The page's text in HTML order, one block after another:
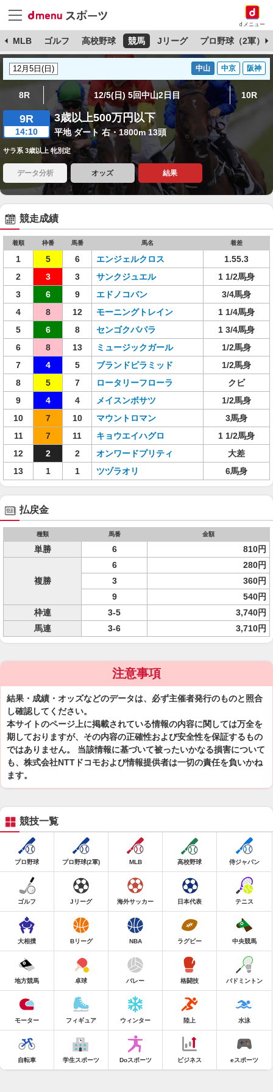
dメニュー
MLB ゴルフ 高校野球 競馬 Jリーグ プロ野球（2軍）
中山 中京 阪神
8R 12/5(日) 5回中山2日目 10R
9R
14:10
3歳以上500万円以下
平地 ダート 右・1800m 13頭
サラ系 3歳以上 牝別定
データ分析 オッズ 結果
競走成績
着順 枠番 馬番 馬名 着差
1 5 6 エンジェルクロス
1.55.3
2
3 3 サンクジュエル
1 1/2馬身
3
6 9 エドノコバン
3/4馬身
4
8 12 モーニングトレイン
1 1/4馬身
5
6 8 センゴクパパラ
1 3/4馬身
6
8 13 ミュージックガール
1/2馬身
7
4 5 ブランドピラミッド
1/2馬身
8
5 7 ロータリーフローラ
クビ
9
4 4 メイスンボサツ
1/2馬身
10
7 10 マウントロマン
3馬身
11
7 11 キョウエイハグロ
1 1/2馬身
12
2 2 オンワードプリティ
大差
13
1 1 ツヅラオリ 6馬身
払戻金
種類 馬番 金額
単勝 6 810円
複勝
6
280円
3
360円
9
540円
枠連
3-5
3,740円
馬連
3-6 3,710円
注意事項
結果・成績・オッズなどのデータは、必ず主催者発行のものと照合
し確認してください。
本サイトのページ上に掲載されている情報の内容に関しては万全を
期しておりますが、その内容の正確性および安全性を保証するもの
ではありません。 当該情報に基づいて被ったいかなる損害について
も、株式会社NTTドコモおよび情報提供者は一切の責任を負いかね
ます。
競技一覧
プロ野球 プロ野球(2軍) MLB 高校野球 侍ジャパン
ゴルフ Jリーグ 海外サッカー 日本代表 テニス
大相撲 Bリーグ NBA ラグビー 中央競馬
地方競馬 卓球 バレー 格闘技 バドミントン
モーター フィギュア ウィンター 陸上 水泳
自転車 学生スポーツ Doスポーツ ビジネス eスポーツ